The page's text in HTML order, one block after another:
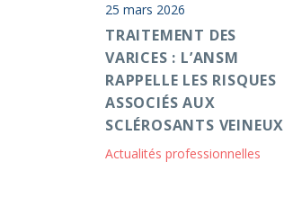
25 mars 2026
TRAITEMENT DES
VARICES : L’ANSM
RAPPELLE LES RISQUES
ASSOCIÉS AUX
SCLÉROSANTS VEINEUX
Actualités professionnelles